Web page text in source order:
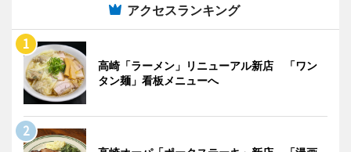
アクセスランキング
高崎「ラーメン」リニューアル新店 「ワン
タン麺」看板メニューへ